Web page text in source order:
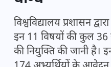
विश्वविद्यालय प्रशासन
इन 11 विषयों की कुल 36
की नियुक्ति की जानी है।